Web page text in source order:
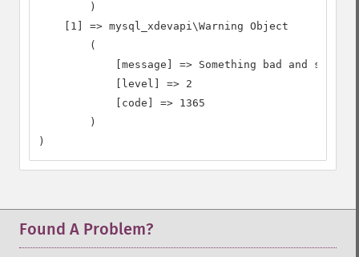
        )
    [1] => mysql_xdevapi\Warning Object
        (
            [message] => Something bad and so on
            [level] => 2
            [code] => 1365
        )
)
Found A Problem?